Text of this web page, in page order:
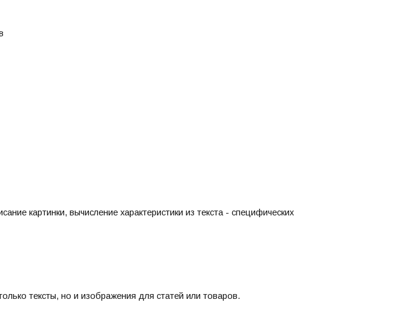
картинки, вычисление характеристики из текста - специфических
тексты, но и изображения для статей или товаров.